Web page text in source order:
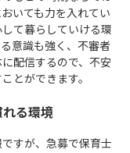
いても力を入れてい
て暮らしていける環
意識も強く、不審者
配信するので、不安
とができます。
る環境
すが、急募で保育士